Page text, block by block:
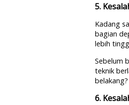
5.
Kadang
bagian
lebih
Sebelum
teknik
belakang?
6.